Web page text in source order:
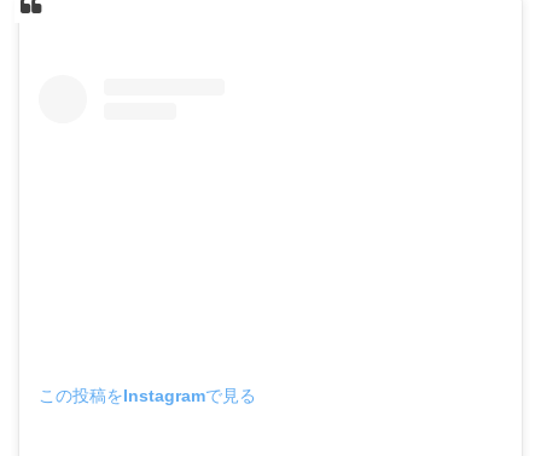
この投稿をInstagramで見る